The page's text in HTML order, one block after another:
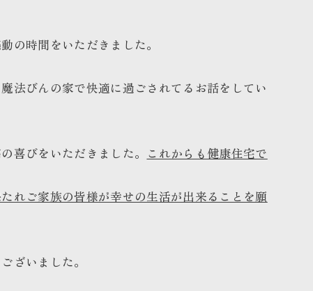
の時間をいただきました。
法びんの家で快適に過ごされてるお話をしてい
喜びをいただきました。 これからも健康住宅で
れご家族の皆様が幸せの生活が出来ることを願
ざいました。